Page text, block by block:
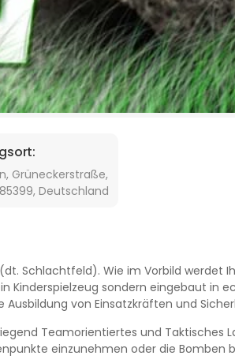
Grüneckerstraße,
Deutschland
(dt. Schlachtfeld). Wie im Vorbild werdet
Kinderspielzeug sondern eingebaut in
von Einsatzkräften und
Teamorientiertes und Taktisches
einzunehmen oder die Bomben